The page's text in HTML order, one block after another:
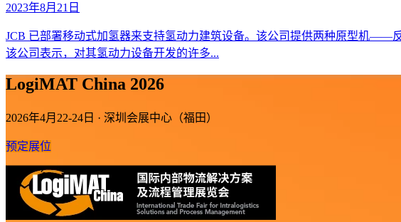
2023年8月21日
JCB 已部署移动式加氢器来支持氢动力建筑设备。该公司提供两种原型机——
该公司表示，对其氢动力设备开发的许多...
LogiMAT China 2026
2026年4月22-24日 · 深圳会展中心（福田）
预定展位